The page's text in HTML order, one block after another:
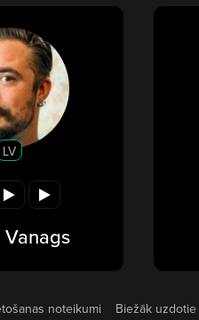
LV
noteikumi Biežāk